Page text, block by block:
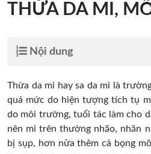
THỪA DA MI,
Nội dung
Thừa da mi hay sa da mi là
quá mức do hiện tượng tích tụ
do môi trường, tuổi tác làm cho
nên mi trên thường nhão, nhăn
bị sụp, hơn nữa thêm cả bọng